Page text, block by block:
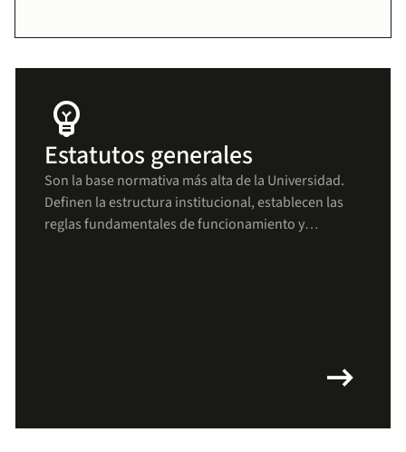
emoji_objects
Estatutos generales
Son la base normativa más alta de la Universidad.
Definen la estructura institucional, establecen las
reglas fundamentales de funcionamiento y
arrow_right_alt